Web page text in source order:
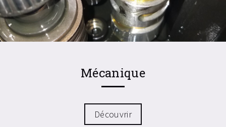
Mécanique
Découvrir